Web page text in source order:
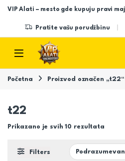
Skip to navigation
Skip to content
VIP Alati – mesto gde kupuju pravi
Pratite vašu porudžbinu
Open
Početna Proizvod označen „t22“
t22
Prikazano je svih 10 rezultata
Filters